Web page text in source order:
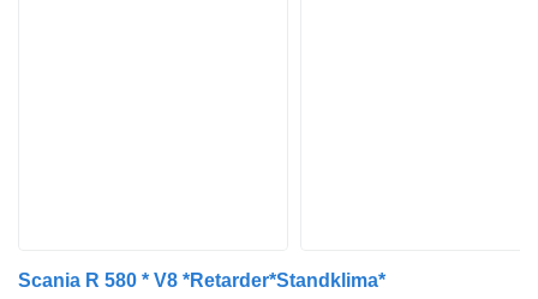
Scania R 580 * V8 *Retarder*Standklima*